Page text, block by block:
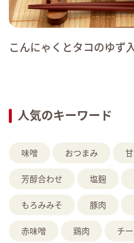
こんにゃくとタコのゆず
人気のキーワード
味噌 おつまみ
芳醇合わせ 塩麹
もろみみそ 豚肉
赤味噌 鶏肉 チ